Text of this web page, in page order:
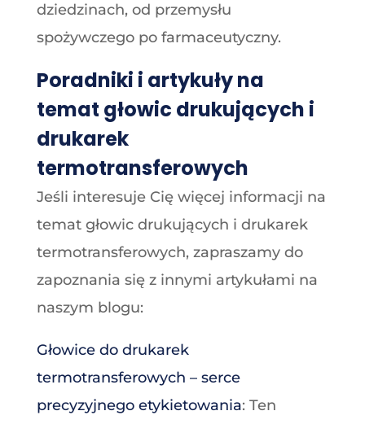
dziedzinach, od przemysłu
spożywczego po farmaceutyczny.
Poradniki i artykuły na
temat głowic drukujących i
drukarek
termotransferowych
Jeśli interesuje Cię więcej informacji na
temat głowic drukujących i drukarek
termotransferowych, zapraszamy do
zapoznania się z innymi artykułami na
naszym blogu:
Głowice do drukarek
termotransferowych – serce
precyzyjnego etykietowania: Ten